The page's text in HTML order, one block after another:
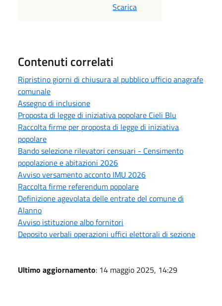
Scarica
Contenuti correlati
Ripristino giorni di chiusura al pubblico ufficio anagrafe
comunale
Assegno di inclusione
Proposta di legge di iniziativa popolare Cieli Blu
Raccolta firme per proposta di legge di iniziativa
popolare
Bando selezione rilevatori censuari - Censimento
popolazione e abitazioni 2026
Avviso versamento acconto IMU 2026
Raccolta firme referendum popolare
Definizione agevolata delle entrate del comune di
Alanno
Avviso istituzione albo fornitori
Deposito verbali operazioni uffici elettorali di sezione
Ultimo aggiornamento: 14 maggio 2025, 14:29